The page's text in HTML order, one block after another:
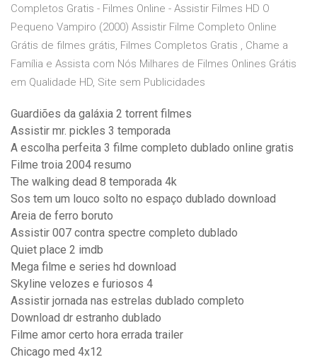
Completos Gratis - Filmes Online - Assistir Filmes HD O
Pequeno Vampiro (2000) Assistir Filme Completo Online
Grátis de filmes grátis, Filmes Completos Gratis , Chame a
Família e Assista com Nós Milhares de Filmes Onlines Grátis
em Qualidade HD, Site sem Publicidades
Guardiões da galáxia 2 torrent filmes
Assistir mr. pickles 3 temporada
A escolha perfeita 3 filme completo dublado online gratis
Filme troia 2004 resumo
The walking dead 8 temporada 4k
Sos tem um louco solto no espaço dublado download
Areia de ferro boruto
Assistir 007 contra spectre completo dublado
Quiet place 2 imdb
Mega filme e series hd download
Skyline velozes e furiosos 4
Assistir jornada nas estrelas dublado completo
Download dr estranho dublado
Filme amor certo hora errada trailer
Chicago med 4x12